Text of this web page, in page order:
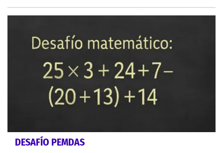
DESAFÍO PEMDAS